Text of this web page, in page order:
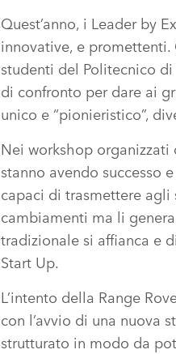
Quest’anno, i Leader by
innovative, e
studenti del Politecnico
di confronto per dare ai
unico e “pionieristico”,
Nei workshop
stanno avendo successo
capaci di trasmettere
cambiamenti ma li
tradizionale si affianca e
Start Up.
L’intento della Range
con l’avvio di una nuova
strutturato in modo da